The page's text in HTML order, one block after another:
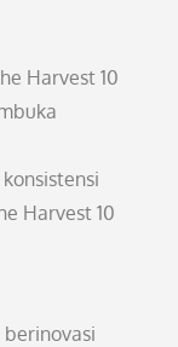
Harvest 10
Harvest 10
berinovasi